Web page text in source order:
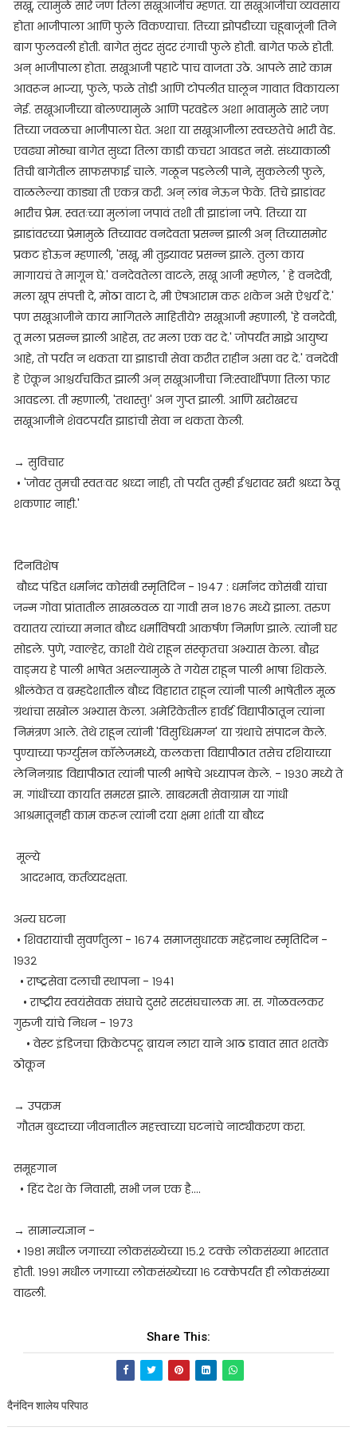
सखू, त्यामुळे सारे जण तिला सखूआजीच म्हणत. या सखूआजीचा व्यवसाय
होता भाजीपाला आणि फुले विकण्याचा. तिच्या झोपडीच्या चहूबाजूंनी तिने
बाग फुलवली होती. बागेत सुंदर सुंदर रंगाची फुले होती. बागेत फळे होती.
अन् भाजीपाला होता. सखूआजी पहाटे पाच वाजता उठे. आपले सारे काम
आवरून भाज्या, फुले, फळे तोडी आणि टोपलीत घालून गावात विकायला
नेई. सखूआजीच्या बोलण्यामुळे आणि परवडेल अशा भावामुळे सारे जण
तिच्या जवळचा भाजीपाला घेत. अशा या सखूआजीला स्वच्छतेचे भारी वेड.
एवढ्या मोठ्या बागेत सुध्दा तिला काडी कचरा आवडत नसे. संध्याकाळी
तिची बागेतील साफसफाई चाले. गळून पडलेली पाने, सुकलेली फुले,
वाळलेल्या काड्या ती एकत्र करी. अन् लांब नेऊन फेके. तिचे झाडांवर
भारीच प्रेम. स्वतःच्या मुलांना जपावं तशी ती झाडांना जपे. तिच्या या
झाडांवरच्या प्रेमामुळे तिच्यावर वनदेवता प्रसन्न झाली अन् तिच्यासमोर
प्रकट होऊन म्हणाली, 'सखू, मी तुझ्यावर प्रसन्न झाले. तुला काय
मागायचं ते मागून घे.' वनदेवतेला वाटले, सखू आजी म्हणेल, ' हे वनदेवी,
मला खूप संपत्ती दे, मोठा वाटा दे, मी ऐषआराम करू शकेन असे ऐश्वर्य दे.'
पण सखूआजीने काय मागितले माहितीये? सखूआजी म्हणाली, 'हे वनदेवी,
तू मला प्रसन्न झाली आहेस, तर मला एक वर दे.' जोपर्यंत माझे आयुष्य
आहे, तो पर्यंत न थकता या झाडाची सेवा करीत राहीन असा वर दे.' वनदेवी
हे ऐकून आश्चर्यचकित झाली अन् सखूआजीचा नि:स्वार्थीपणा तिला फार
आवडला. ती म्हणाली, 'तथास्तु!' अन गुप्त झाली. आणि खरोखरच
सखूआजीने शेवटपर्यंत झाडांची सेवा न थकता केली.
→ सुविचार
• 'जोवर तुमची स्वतःवर श्रध्दा नाही, तो पर्यंत तुम्ही ईश्वरावर खरी श्रध्दा ठेवू
शकणार नाही.'
दिनविशेष
बौध्द पंडित धर्मानंद कोसंबी स्मृतिदिन - १९४७ : धर्मानंद कोसंबी यांचा
जन्म गोवा प्रांतातील साखळवळ या गावी सन १८७६ मध्ये झाला. तरुण
वयातय त्यांच्या मनात बौध्द धर्माविषयी आकर्षण निर्माण झाले. त्यांनी घर
सोडले. पुणे, ग्वाल्हेर, काशी येथे राहून संस्कृतचा अभ्यास केला. बौद्ध
वाङ्मय हे पाली भाषेत असल्यामुळे ते गयेस राहून पाली भाषा शिकले.
श्रीलंकेत व ब्रम्हदेशातील बौध्द विहारात राहून त्यांनी पाली भाषेतील मूळ
ग्रंथांचा सखोल अभ्यास केला. अमेरिकेतील हार्वर्ड विद्यापीठातून त्यांना
निमंत्रण आले. तेथे राहून त्यांनी 'विसुध्धिमग्न' या ग्रंथाचे संपादन केले.
पुण्याच्या फर्ग्युसन कॉलेजमध्ये, कलकत्ता विद्यापीठात तसेच रशियाच्या
लेनिनग्राड विद्यापीठात त्यांनी पाली भाषेचे अध्यापन केले. - १९३० मध्ये ते
म. गांधींच्या कार्यात समरस झाले. साबरमती सेवाग्राम या गांधी
आश्रमातूनही काम करून त्यांनी दया क्षमा शांती या बौध्द
मूल्ये
आदरभाव, कर्तव्यदक्षता.
अन्य घटना
• शिवरायांची सुवर्णतुला - १६७४ समाजसुधारक महेंद्रनाथ स्मृतिदिन -
१९३२
• राष्ट्रसेवा दलाची स्थापना - १९४१
• राष्ट्रीय स्वयंसेवक संघाचे दुसरे सरसंघचालक मा. स. गोळवलकर
गुरुजी यांचे निधन - १९७३
• वेस्ट इंडिजचा क्रिकेटपटू ब्रायन लारा याने आठ डावात सात शतके
ठोकून
→ उपक्रम
गौतम बुध्दाच्या जीवनातील महत्त्वाच्या घटनांचे नाट्यीकरण करा.
समूहगान
• हिंद देश के निवासी, सभी जन एक है....
→ सामान्यज्ञान -
• १९८१ मधील जगाच्या लोकसंख्येच्या १५.२ टक्के लोकसंख्या भारतात
होती. १९९१ मधील जगाच्या लोकसंख्येच्या १६ टक्केपर्यंत ही लोकसंख्या
वाढली.
Share This:
दैनंदिन शालेय परिपाठ